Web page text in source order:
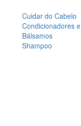
Cuidar do Cabelo
Condicionadores e
Bálsamos
Shampoo